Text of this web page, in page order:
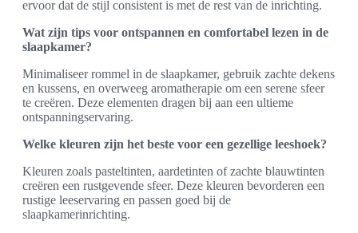
ervoor dat de stijl consistent is met de rest van de inrichting.
Wat zijn tips voor ontspannen en comfortabel lezen in de
slaapkamer?
Minimaliseer rommel in de slaapkamer, gebruik zachte dekens
en kussens, en overweeg aromatherapie om een serene sfeer
te creëren. Deze elementen dragen bij aan een ultieme
ontspanningservaring.
Welke kleuren zijn het beste voor een gezellige leeshoek?
Kleuren zoals pasteltinten, aardetinten of zachte blauwtinten
creëren een rustgevende sfeer. Deze kleuren bevorderen een
rustige leeservaring en passen goed bij de
slaapkamerinrichting.